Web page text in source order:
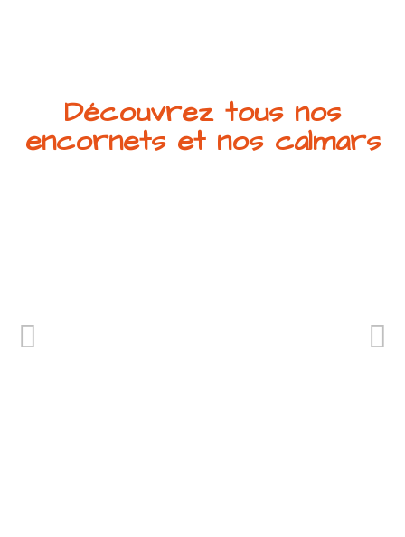
Découvrez tous nos
encornets et nos calmars